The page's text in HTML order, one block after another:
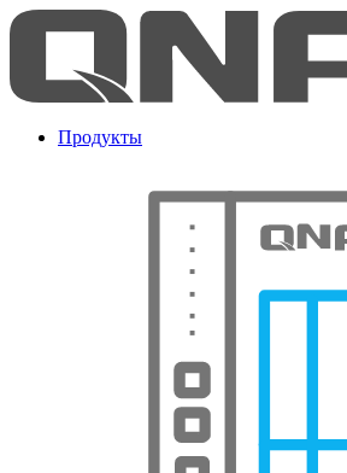
Продукты